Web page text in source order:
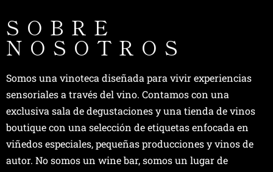
SOBRE
NOSOTROS
Somos una vinoteca diseñada para vivir experiencias
sensoriales a través del vino. Contamos con una
exclusiva sala de degustaciones y una tienda de vinos
boutique con una selección de etiquetas enfocada en
viñedos especiales, pequeñas producciones y vinos de
autor. No somos un wine bar, somos un lugar de